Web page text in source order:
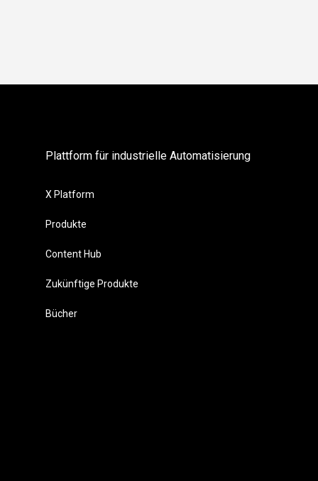
Plattform für industrielle Automatisierung
X Platform
Produkte
Content Hub
Zukünftige Produkte
Bücher